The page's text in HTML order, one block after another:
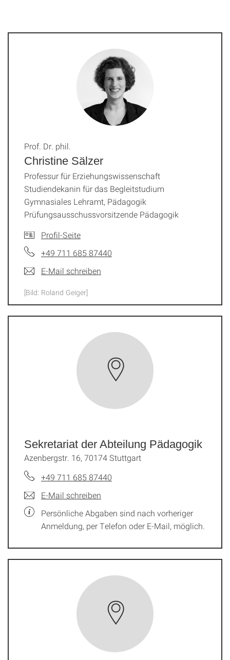
Christine Sälzer
Prof. Dr. phil.
Professur für Erziehungswissenschaft
Studiendekanin für das Begleitstudium
Gymnasiales Lehramt, Pädagogik
Prüfungsausschussvorsitzende Pädagogik
Profil-Seite
+49 711 685 87440
E-Mail schreiben
[Bild: Roland Geiger]
Sekretariat der Abteilung Pädagogik
Azenbergstr. 16, 70174 Stuttgart
+49 711 685 87440
E-Mail schreiben
Persönliche Abgaben sind nach vorheriger
Anmeldung, per Telefon oder E-Mail, möglich.